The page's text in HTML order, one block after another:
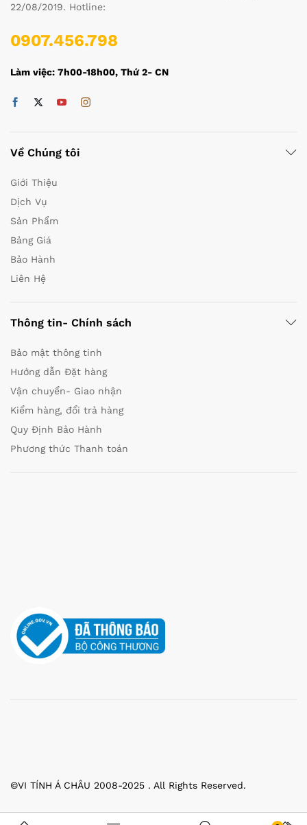
22/08/2019. Hotline:
0907.456.798
Làm việc: 7h00-18h00, Thứ 2- CN
Về Chúng tôi
Giới Thiệu
Dịch Vụ
Sản Phẩm
Bảng Giá
Bảo Hành
Liên Hệ
Thông tin- Chính sách
Bảo mật thông tinh
Hướng dẫn Đặt hàng
Vận chuyển- Giao nhận
Kiểm hàng, đổi trả hàng
Quy Định Bảo Hành
Phương thức Thanh toán
©VI TÍNH Á CHÂU 2008-2025 . All Rights Reserved.